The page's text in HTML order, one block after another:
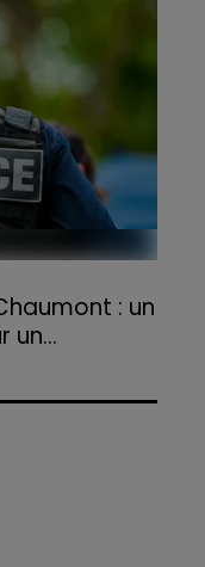
en aide...
: un
un...
la confiscation